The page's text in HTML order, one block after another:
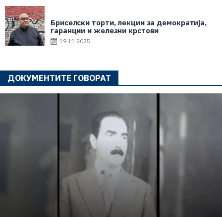
Бриселски торти, лекции за демократија,
гаранции и железни крстови
19.11.2025
ДОКУМЕНТИТЕ ГОВОРАТ